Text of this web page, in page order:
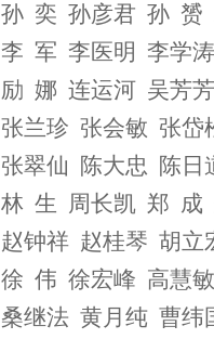
孙 奕 孙彦君 孙 赟
李 军 李医明 李学
励 娜 连运河 吴芳
张兰珍 张会敏 张
张翠仙 陈大忠 陈
林 生 周长凯 郑 成
赵钟祥 赵桂琴 胡
徐 伟 徐宏峰 高慧
桑继法 黄月纯 曹